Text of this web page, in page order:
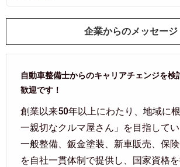
企業からのメッセージ
自動車整備士からのキャリアチェンジを検
歓迎です！
創業以来50年以上にわたり、地域に
一親切なクルマ屋さん」を目指してい
一般整備、鈑金塗装、新車販売、保
を自社一貫体制で提供し、国家資格